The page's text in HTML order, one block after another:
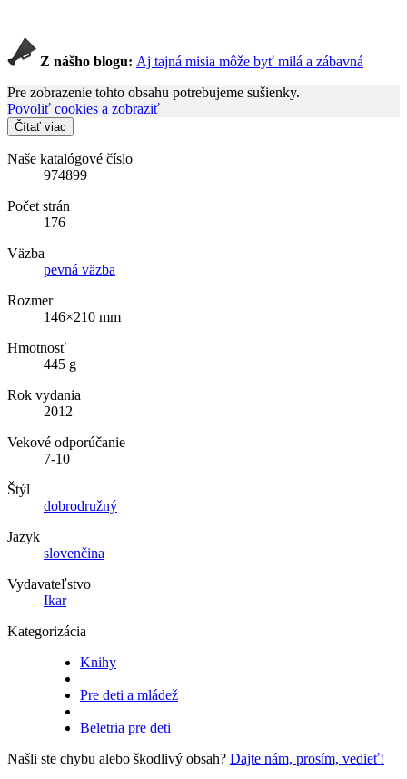
Z nášho blogu: Aj tajná misia môže byť milá a zábavná
Pre zobrazenie tohto obsahu potrebujeme sušienky.
Povoliť cookies a zobraziť
Čítať viac
Naše katalógové číslo
974899
Počet strán
176
Väzba
pevná väzba
Rozmer
146×210 mm
Hmotnosť
445 g
Rok vydania
2012
Vekové odporúčanie
7-10
Štýl
dobrodružný
Jazyk
slovenčina
Vydavateľstvo
Ikar
Kategorizácia
Knihy
Pre deti a mládež
Beletria pre deti
Našli ste chybu alebo škodlivý obsah? Dajte nám, prosím, vedieť!